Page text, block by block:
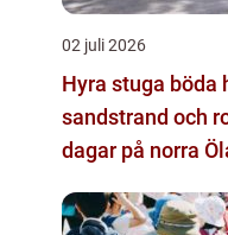
02 juli 2026
Hyra stuga böda hav,
sandstrand och
dagar på norra